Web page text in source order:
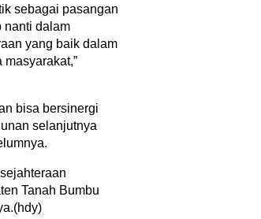
sebagai pasangan
nanti dalam
yang baik dalam
bisa bersinergi
selanjutnya
Tanah Bumbu